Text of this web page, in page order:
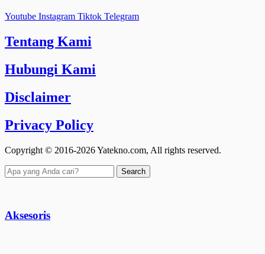
Youtube Instagram Tiktok Telegram
Tentang Kami
Hubungi Kami
Disclaimer
Privacy Policy
Copyright © 2016-2026 Yatekno.com, All rights reserved.
Search
Aksesoris